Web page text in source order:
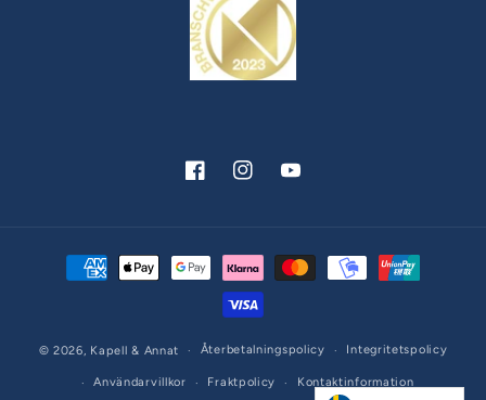
FacebookInstagramYouTube
Betalningsmetoder
© 2026, Kapell & Annat Återbetalningspolicy Integritetspolicy
Användarvillkor Fraktpolicy Kontaktinformation